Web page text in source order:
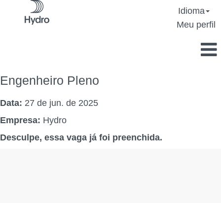
Idioma
Meu perfil
Engenheiro Pleno
Data: 27 de jun. de 2025
Empresa: Hydro
Desculpe, essa vaga já foi preenchida.